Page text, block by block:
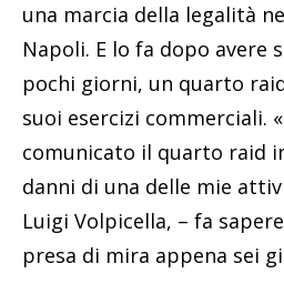
una marcia della legalità
Napoli. E lo fa dopo avere
pochi giorni, un quarto
suoi esercizi commerciali.
comunicato il quarto raid
danni di una delle mie
Luigi Volpicella, – fa
presa di mira appena sei